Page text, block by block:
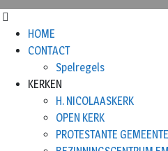
HOME
CONTACT
Spelregels
KERKEN
H. NICOLAASKERK
OPEN KERK
PROTESTANTE